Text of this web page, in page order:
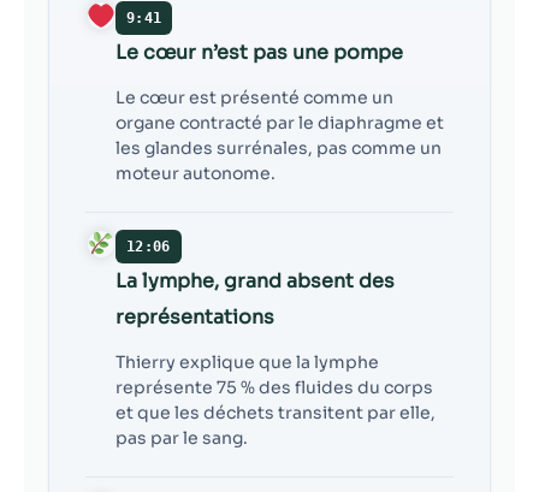
9:41
Le cœur n’est pas une pompe
Le cœur est présenté comme un
organe contracté par le diaphragme et
les glandes surrénales, pas comme un
moteur autonome.
12:06
La lymphe, grand absent des
représentations
Thierry explique que la lymphe
représente 75 % des fluides du corps
et que les déchets transitent par elle,
pas par le sang.